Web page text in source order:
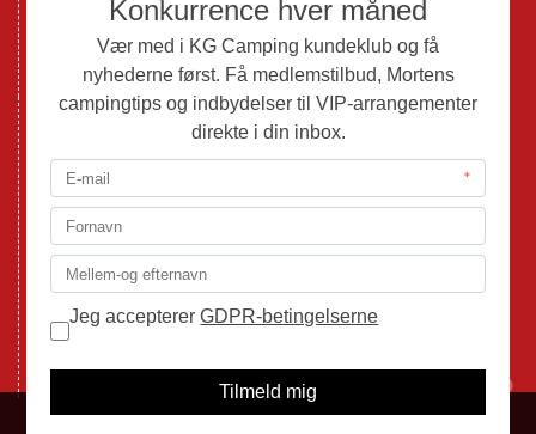
Mortens Campingtips
KG Camping Kundeklub
Nyheder
Adria
Adria Autocampere
Eriba
Fendt
Hobby
Randger Van